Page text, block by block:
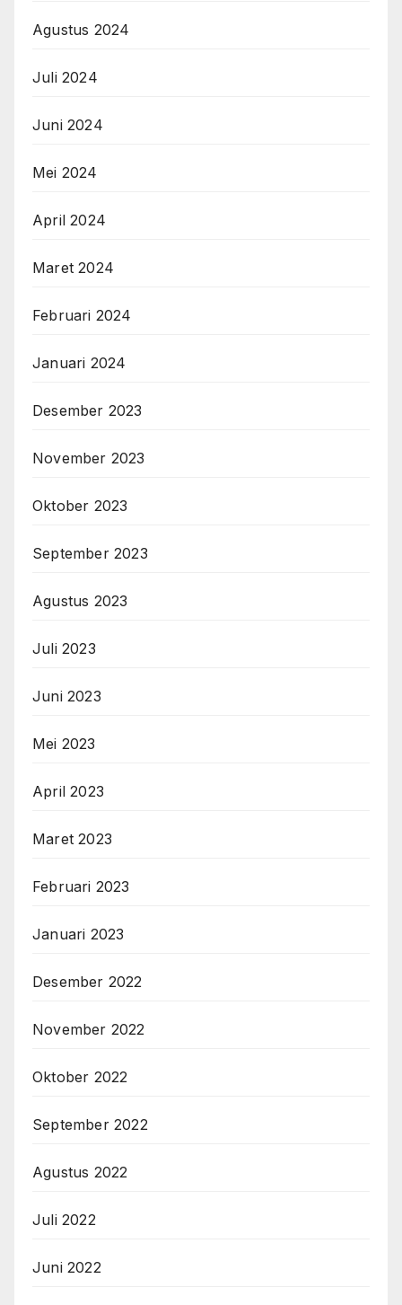
Agustus 2024
Juli 2024
Juni 2024
Mei 2024
April 2024
Maret 2024
Februari 2024
Januari 2024
Desember 2023
November 2023
Oktober 2023
September 2023
Agustus 2023
Juli 2023
Juni 2023
Mei 2023
April 2023
Maret 2023
Februari 2023
Januari 2023
Desember 2022
November 2022
Oktober 2022
September 2022
Agustus 2022
Juli 2022
Juni 2022